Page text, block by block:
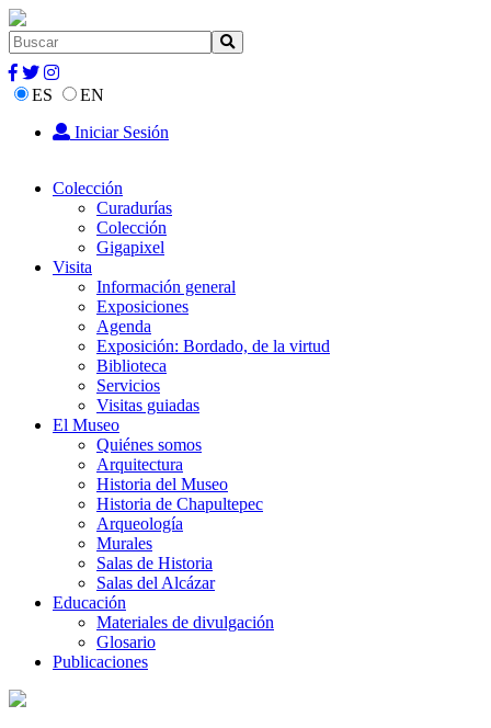
ES
EN
Iniciar Sesión
Colección
Curadurías
Colección
Gigapixel
Visita
Información general
Exposiciones
Agenda
Exposición: Bordado, de la virtud
Biblioteca
Servicios
Visitas guiadas
El Museo
Quiénes somos
Arquitectura
Historia del Museo
Historia de Chapultepec
Arqueología
Murales
Salas de Historia
Salas del Alcázar
Educación
Materiales de divulgación
Glosario
Publicaciones